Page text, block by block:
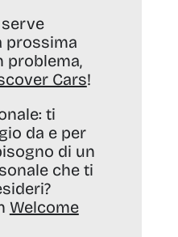
prossima
problema,
Cars!
ti
da e per
di un
che ti
Welcome